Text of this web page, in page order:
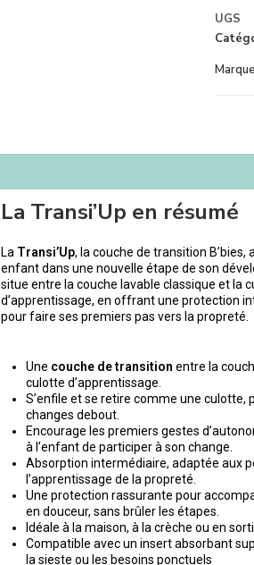
UGS
La Transi’Up en résumé
La Transi’Up, la couche de transition B’bies,
enfant dans une nouvelle étape de son
situe entre la couche lavable classique et la
d’apprentissage, en offrant une protection
pour faire ses premiers pas vers la propreté.
Une couche de transition entre la
culotte d’apprentissage.
S’enfile et se retire comme une culotte,
changes debout.
Encourage les premiers gestes
à l’enfant de participer à son change.
Absorption intermédiaire, adaptée aux
l’apprentissage de la propreté.
Une protection rassurante pour
en douceur, sans brûler les étapes.
Idéale à la maison, à la crèche ou en
Compatible avec un insert absorbant
la sieste ou les besoins ponctuels